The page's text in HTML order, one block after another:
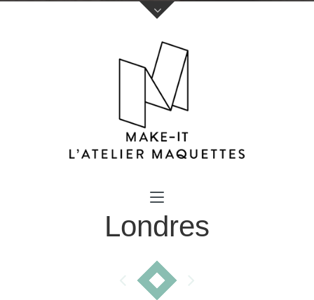
Votre nom (obligatoire)
Votre e-mail (obligatoire)Londres